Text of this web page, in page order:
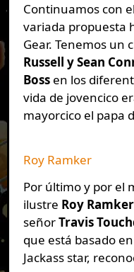
Continuamos con
variada propuesta
Gear. Tenemos un
Russell y Sean
Bossen los
vida de jovencico
mayorcico el papa
Roy Ramker
Por último y por el
ilustre Roy Ramker
señorTravis
que está basado en
Jackass star,